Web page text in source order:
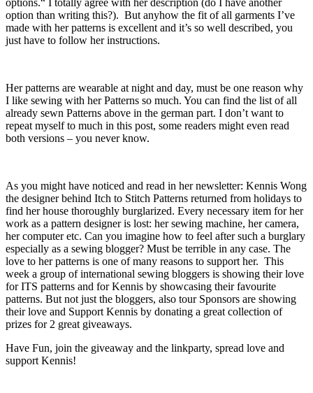
options.“ I totally agree with her description (do I have another
option than writing this?). But anyhow the fit of all garments I’ve
made with her patterns is excellent and it’s so well described, you
just have to follow her instructions.
Her patterns are wearable at night and day, must be one reason why
I like sewing with her Patterns so much. You can find the list of all
already sewn Patterns above in the german part. I don’t want to
repeat myself to much in this post, some readers might even read
both versions – you never know.
As you might have noticed and read in her newsletter: Kennis Wong
the designer behind Itch to Stitch Patterns returned from holidays to
find her house thoroughly burglarized. Every necessary item for her
work as a pattern designer is lost: her sewing machine, her camera,
her computer etc. Can you imagine how to feel after such a burglary
especially as a sewing blogger? Must be terrible in any case. The
love to her patterns is one of many reasons to support her. This
week a group of international sewing bloggers is showing their love
for ITS patterns and for Kennis by showcasing their favourite
patterns. But not just the bloggers, also tour Sponsors are showing
their love and Support Kennis by donating a great collection of
prizes for 2 great giveaways.
Have Fun, join the giveaway and the linkparty, spread love and
support Kennis!